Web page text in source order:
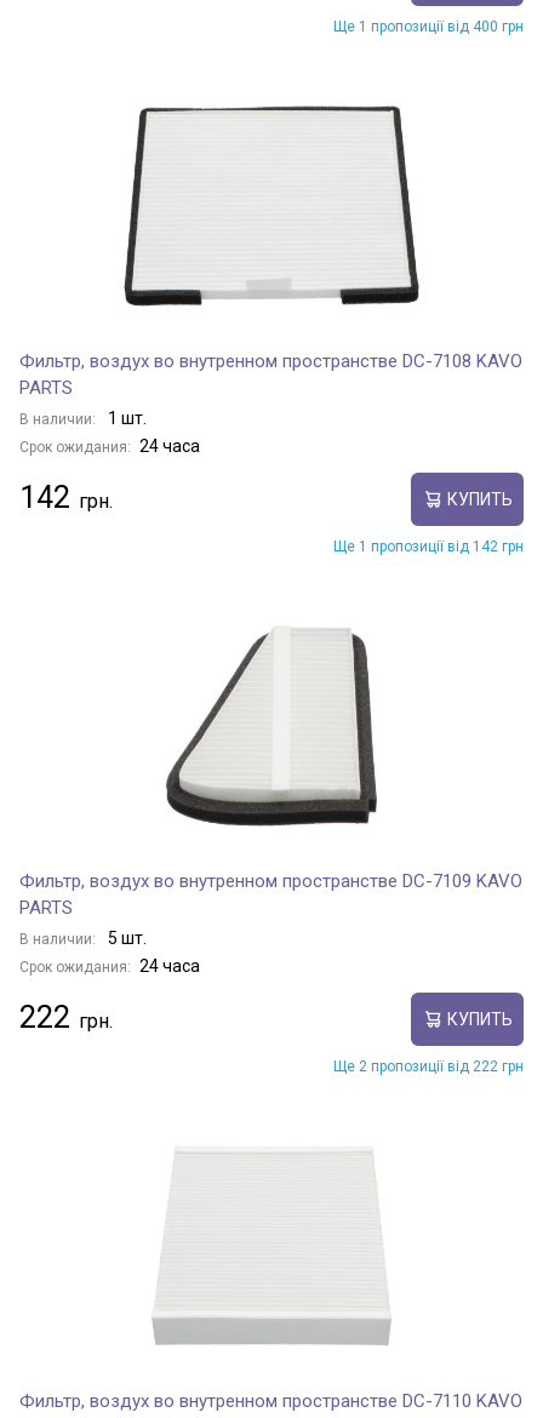
Ще 1 пропозиції від 400 грн
Фильтр, воздух во внутренном пространстве DC-7108 KAVO
PARTS
В наличии: 1 шт.
Срок ожидания: 24 часа
142 КУПИТЬ
Ще 1 пропозиції від 142 грн
Фильтр, воздух во внутренном пространстве DC-7109 KAVO
PARTS
В наличии: 5 шт.
Срок ожидания: 24 часа
222 КУПИТЬ
Ще 2 пропозиції від 222 грн
Фильтр, воздух во внутренном пространстве DC-7110 KAVO